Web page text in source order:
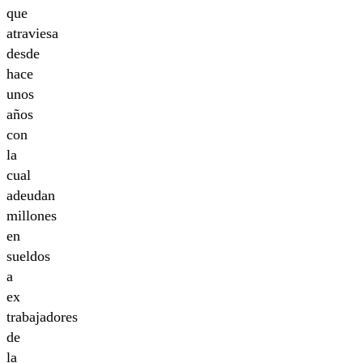
que
atraviesa
desde
hace
unos
años
con
la
cual
adeudan
millones
en
sueldos
a
ex
trabajadores
de
la